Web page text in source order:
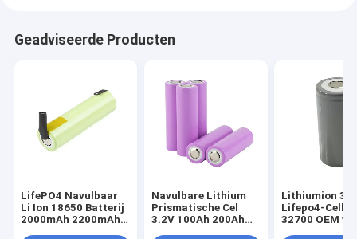
Geadviseerde Producten
LifePO4 Navulbaar
Li Ion 18650 Batterij
2000mAh 2200mAh
Navulbare Lithium
Prismatische Cel
3.2V 100Ah 200Ah
Lithiumion
Lifepo4-
32700 OEM